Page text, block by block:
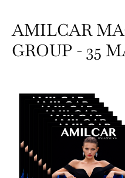
AMILCAR
GROUP - 35